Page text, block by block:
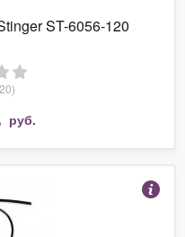
ST-6056-120
руб.